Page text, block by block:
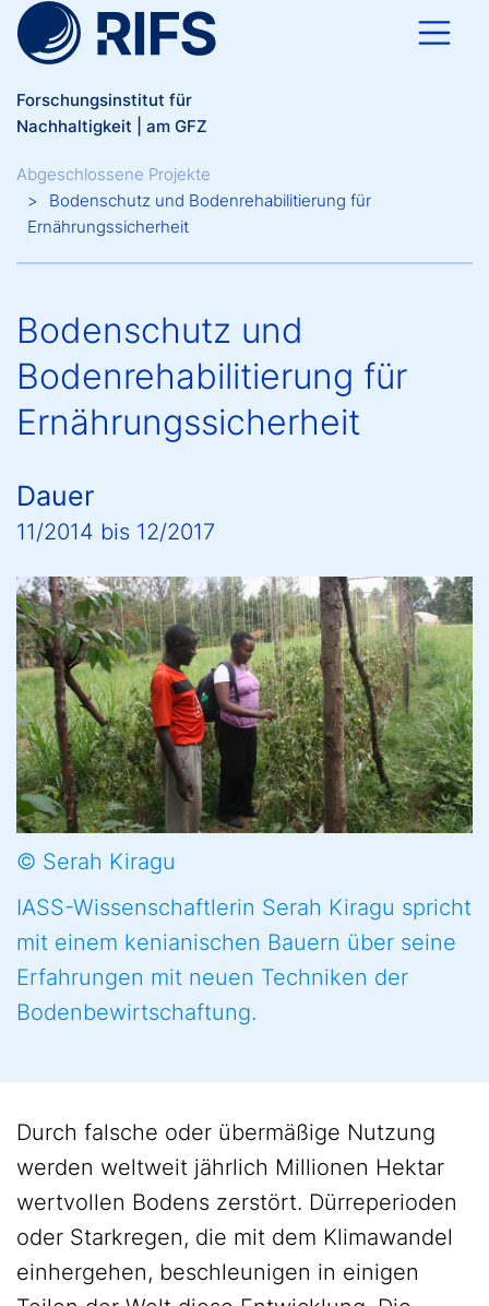
Direkt zum Inhalt
Forschungsinstitut für
Nachhaltigkeit | am GFZ
Breadcrumb
Abgeschlossene Projekte
Bodenschutz und Bodenrehabilitierung für
Ernährungssicherheit
Bodenschutz und
Bodenrehabilitierung für
Ernährungssicherheit
Dauer
11/2014 bis 12/2017
© Serah Kiragu
IASS-Wissenschaftlerin Serah Kiragu spricht
mit einem kenianischen Bauern über seine
Erfahrungen mit neuen Techniken der
Bodenbewirtschaftung.
Durch falsche oder übermäßige Nutzung
werden weltweit jährlich Millionen Hektar
wertvollen Bodens zerstört. Dürreperioden
oder Starkregen, die mit dem Klimawandel
einhergehen, beschleunigen in einigen